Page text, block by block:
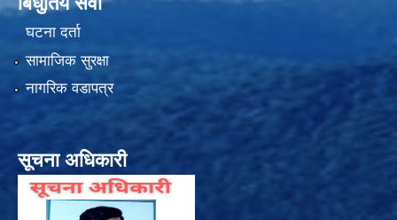
घटना दर्ता
सामाजिक सुरक्षा
नागरिक वडापत्र
सूचना अधिकारी